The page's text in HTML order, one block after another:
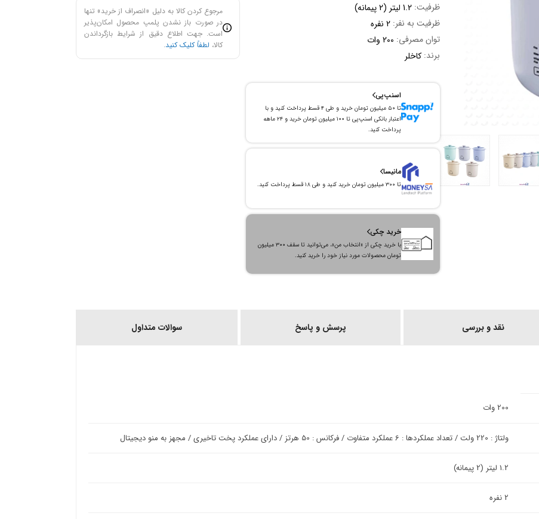
ظرفیت: 1.2 لیتر (2 پیمانه)
ظرفیت به نفر: 2 نفره
توان مصرفی: 200 وات
برند: کاخلر
اسنپ‌پی
تا ۵۰ میلیون تومان خرید و طی ۴ قسط پرداخت کنید و با
اعتبار بانکی اسنپ‌پی تا ۱۰۰ میلیون تومان خرید و ۲۴ ماهه
پرداخت کنید.
مانیسا
تا ۳۰۰ میلیون تومان خرید کنید و طی ۱۸ قسط پرداخت کنید.
خرید چکی
با خرید چکی از «انتخاب من»، می‌توانید تا سقف ۳۰۰ میلیون
تومان محصولات مورد نیاز خود را خرید کنید.
مرجوع کردن کالا به دلیل «انصراف از خرید» تنها
در صورت باز نشدن پلمپ محصول امکان‌پذیر
است. جهت اطلاع دقیق از شرایط بازگرداندن
کالا، لطفاً کلیک کنید.
نقد و بررسی پرسش و پاسخ سوالات متداول
200 وات
ولتاژ : 220 ولت / تعداد عملکردها : 6 عملکرد متفاوت / فرکانس : 50 هرتز / دارای عملکرد پخت تاخیری / مجهز به منو دیجیتال
1.2 لیتر (2 پیمانه)
2 نفره